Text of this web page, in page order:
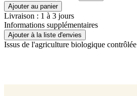
Ajouter au panier
Livraison : 1 à 3 jours
Informations supplémentaires
Ajouter à la liste d'envies
Issus de l'agriculture biologique contrôlée